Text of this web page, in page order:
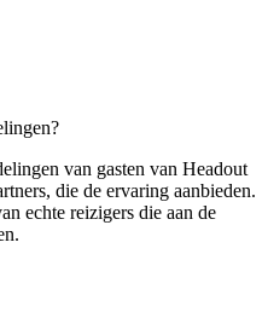
van gasten van Headout
die de ervaring aanbieden.
echte reizigers die aan de